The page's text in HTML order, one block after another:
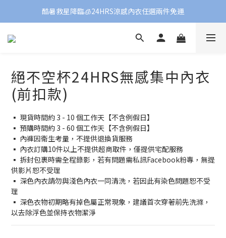
酷暑救星降臨🧊24HRS涼感內衣任選兩件免運
絕不空杯24HRS無感集中內衣
(前扣款)
▪️ 現貨時間約 3 - 10 個工作天【不含例假日】
▪️ 預購時間約 3 - 60 個工作天【不含例假日】
▪️ 內褲因衛生考量，不提供退換貨服務
▪️ 內衣訂購10件以上不提供超商取件，僅提供宅配服務
▪️ 拆封包裹時需全程錄影，若有問題需私訊Facebook粉專，無提
供影片恕不受理
▪️ 深色內衣請勿與淺色內衣一同清洗，若因此有染色問題恕不受
理
▪️ 深色衣物初期略有掉色屬正常現象，建議首次穿著前先洗滌，
以去除浮色並保持衣物潔淨